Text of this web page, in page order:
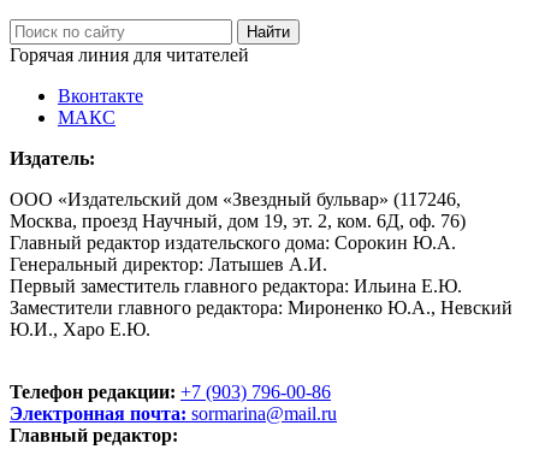
Горячая линия для читателей
Вконтакте
МАКС
Издатель:
ООО «Издательский дом «Звездный бульвар» (117246,
Москва, проезд Научный, дом 19, эт. 2, ком. 6Д, оф. 76)
Главный редактор издательского дома: Сорокин Ю.А.
Генеральный директор: Латышев А.И.
Первый заместитель главного редактора: Ильина Е.Ю.
Заместители главного редактора: Мироненко Ю.А., Невский
Ю.И., Харо Е.Ю.
Телефон редакции: +7 (903) 796-00-86
Электронная почта: sormarina@mail.ru
Главный редактор: